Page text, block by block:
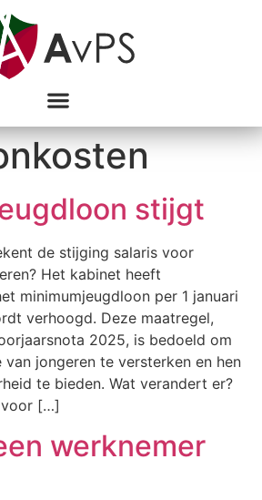
stijgt
de stijging salaris voor
Het kabinet heeft
minimumjeugdloon per 1 januari
verhoogd. Deze maatregel,
2025, is bedoeld om
jongeren te versterken en hen
te bieden. Wat verandert er?
voor […]
werknemer